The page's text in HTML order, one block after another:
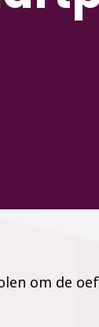
om de